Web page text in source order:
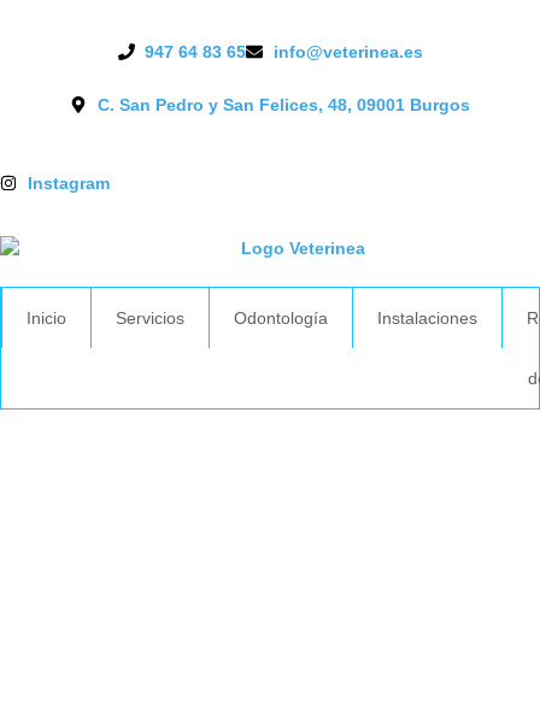
947 64 83 65 info@veterinea.es
C. San Pedro y San Felices, 48, 09001 Burgos
Instagram
Inicio Servicios Odontología Instalaciones